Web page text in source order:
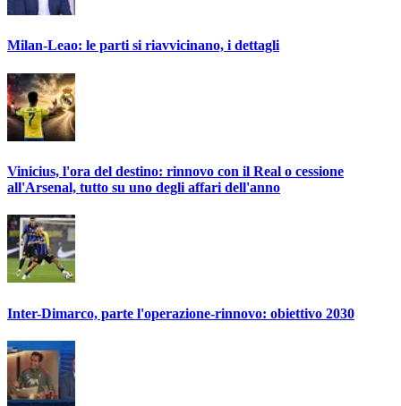
Milan-Leao: le parti si riavvicinano, i dettagli
Vinicius, l'ora del destino: rinnovo con il Real o cessione
all'Arsenal, tutto su uno degli affari dell'anno
Inter-Dimarco, parte l'operazione-rinnovo: obiettivo 2030